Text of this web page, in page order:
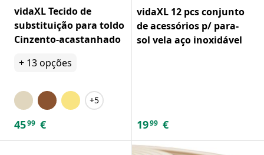
vidaXL Tecido de
substituição para toldo
Cinzento-acastanhado
+ 13opções
+5
4599 €
vidaXL 12 pcs conjunto
de acessórios p/ para-
sol vela aço inoxidável
1999 €